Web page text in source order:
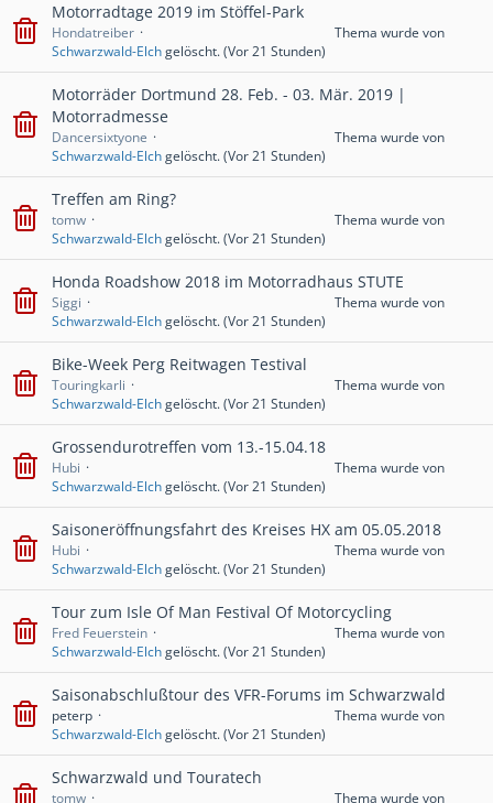
Motorradtage 2019 im Stöffel-Park
Hondatreiber
Thema wurde von
Schwarzwald-Elchgelöscht. (Vor 21 Stunden)
Motorräder Dortmund 28. Feb. - 03. Mär. 2019 |
Motorradmesse
Dancersixtyone
Thema wurde von
Schwarzwald-Elchgelöscht. (Vor 21 Stunden)
Treffen am Ring?
tomw
Thema wurde von
Schwarzwald-Elchgelöscht. (Vor 21 Stunden)
Honda Roadshow 2018 im Motorradhaus STUTE
Siggi
Thema wurde von
Schwarzwald-Elchgelöscht. (Vor 21 Stunden)
Bike-Week Perg Reitwagen Testival
Touringkarli
Thema wurde von
Schwarzwald-Elchgelöscht. (Vor 21 Stunden)
Grossendurotreffen vom 13.-15.04.18
Hubi
Thema wurde von
Schwarzwald-Elchgelöscht. (Vor 21 Stunden)
Saisoneröffnungsfahrt des Kreises HX am 05.05.2018
Hubi
Thema wurde von
Schwarzwald-Elchgelöscht. (Vor 21 Stunden)
Tour zum Isle Of Man Festival Of Motorcycling
Fred Feuerstein
Thema wurde von
Schwarzwald-Elchgelöscht. (Vor 21 Stunden)
Saisonabschlußtour des VFR-Forums im Schwarzwald
peterp
Thema wurde von
Schwarzwald-Elchgelöscht. (Vor 21 Stunden)
Schwarzwald und Touratech
tomw
Thema wurde von